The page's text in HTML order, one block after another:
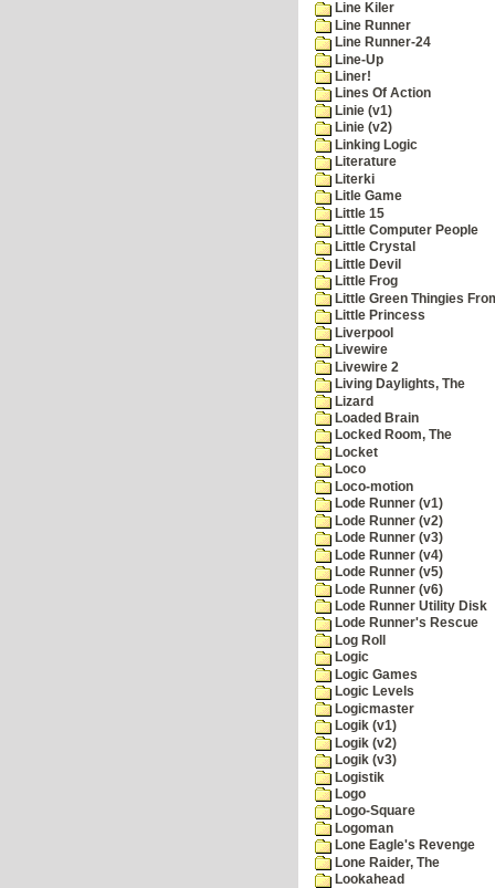
Line Kiler
Line Runner
Line Runner-24
Line-Up
Liner!
Lines Of Action
Linie (v1)
Linie (v2)
Linking Logic
Literature
Literki
Litle Game
Little 15
Little Computer People
Little Crystal
Little Devil
Little Frog
Little Green Thingies
Little Princess
Liverpool
Livewire
Livewire 2
Living Daylights, The
Lizard
Loaded Brain
Locked Room, The
Locket
Loco
Loco-motion
Lode Runner (v1)
Lode Runner (v2)
Lode Runner (v3)
Lode Runner (v4)
Lode Runner (v5)
Lode Runner (v6)
Lode Runner Utility Disk
Lode Runner's Rescue
Log Roll
Logic
Logic Games
Logic Levels
Logicmaster
Logik (v1)
Logik (v2)
Logik (v3)
Logistik
Logo
Logo-Square
Logoman
Lone Eagle's Revenge
Lone Raider, The
Lookahead